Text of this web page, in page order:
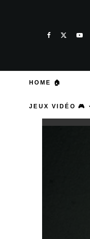
HOME 🏠
JEUX VIDÉO 🎮